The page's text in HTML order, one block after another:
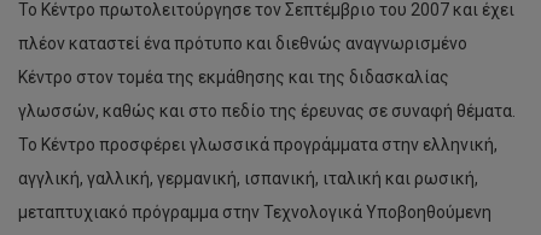
Το Κέντρο πρωτολειτούργησε τον Σεπτέμβριο του 2007 και έχει
πλέον καταστεί ένα πρότυπο και διεθνώς αναγνωρισμένο
Κέντρο στον τομέα της εκμάθησης και της διδασκαλίας
γλωσσών, καθώς και στο πεδίο της έρευνας σε συναφή θέματα.
Το Κέντρο προσφέρει γλωσσικά προγράμματα στην ελληνική,
αγγλική, γαλλική, γερμανική, ισπανική, ιταλική και ρωσική,
μεταπτυχιακό πρόγραμμα στην Τεχνολογικά Υποβοηθούμενη